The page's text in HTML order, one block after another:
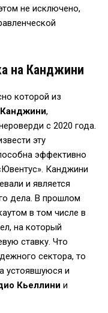
не исключено,
на Канджини
которой из
,
с 2020 года.
эту
эффективно
Канджини
и является
дела. В прошлом
в том числе в
на который
ставку. Что
сектора, то
устоявшуюся и
Кьеллини и